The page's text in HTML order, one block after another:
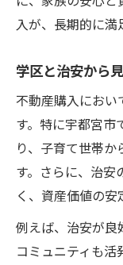
入が、長期的に満
学区と治安から
不動産購入にお
す。特に宇都宮
り、子育て世帯
す。さらに、治
く、資産価値の安
例えば、治安が
コミュニティも